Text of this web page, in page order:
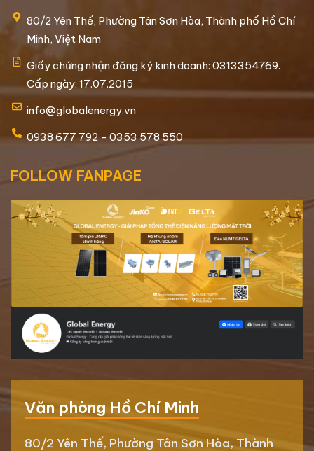
80/2 Yên Thế, Phường Tân Sơn Hòa, Thành phố Hồ Chí
Minh, Việt Nam
Giấy chứng nhận đăng ký kinh doanh: 0313354769.
Cấp ngày: 17.07.2015
info@globalenergy.vn
0938 677 792 - 0353 578 550
FOLLOW FANPAGE
Văn phòng Hồ Chí Minh
80/2 Yên Thế, Phường Tân Sơn Hòa, Thành